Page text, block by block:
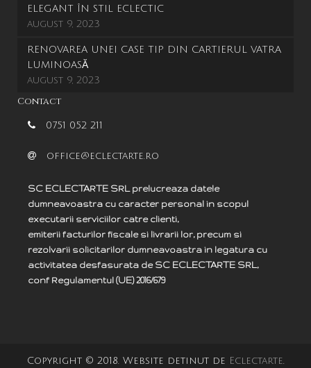
ELEGANT ÎN STIL ECLECTIC
august 9, 2023
RENOVAREA UNEI CASE TIP DIN CARTIERUL VATRA
LUMINOASĂ
august 9, 2023
Contact
0751 052 211
office@eclectarte.ro
SC ECLECTARTE SRL prelucreaza datele
dumneavoastra cu caracter personal in scopul
executarii serviciilor catre clienti,
emiterii facturilor fiscale si livrarii lor, precum si
rezolvarii solicitarilor dumneavoastra in legatura cu
activitatea desfasurata de SC ECLECTARTE SRL,
conf Regulamentul (UE) 2016/679
Copyright © 2018. Website detinut de Eclectarte.